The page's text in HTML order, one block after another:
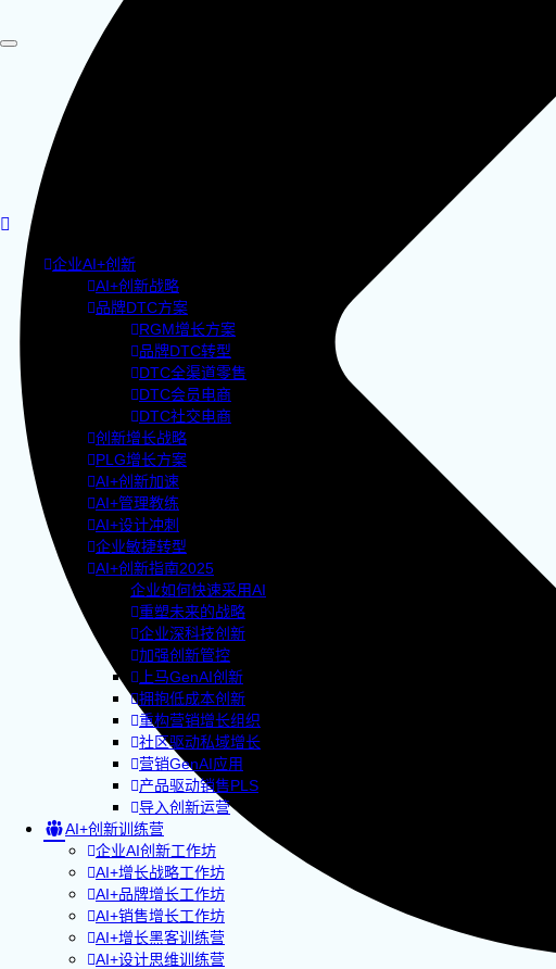
企业AI+创新
AI+创新战略
品牌DTC方案
RGM增长方案
品牌DTC转型
DTC全渠道零售
DTC会员电商
DTC社交电商
创新增长战略
PLG增长方案
AI+创新加速
AI+管理教练
AI+设计冲刺
企业敏捷转型
AI+创新指南2025
企业如何快速采用AI
重塑未来的战略
企业深科技创新
加强创新管控
上马GenAI创新
拥抱低成本创新
重构营销增长组织
社区驱动私域增长
营销GenAI应用
产品驱动销售PLS
导入创新运营
AI+创新训练营
企业AI创新工作坊
AI+增长战略工作坊
AI+品牌增长工作坊
AI+销售增长工作坊
AI+增长黑客训练营
AI+设计思维训练营